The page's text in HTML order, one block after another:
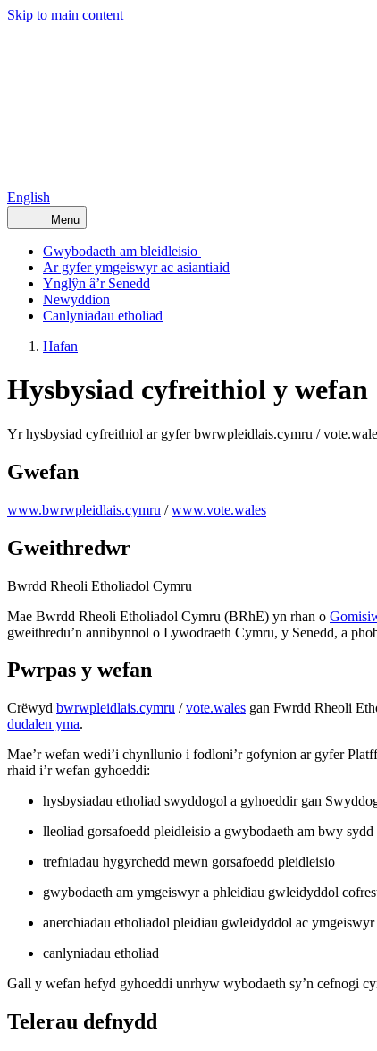
Skip to main content
English
Menu
Gwybodaeth am bleidleisio
Ar gyfer ymgeiswyr ac asiantiaid
Ynglŷn â’r Senedd
Newyddion
Canlyniadau etholiad
Hafan
Hysbysiad cyfreithiol y wefan
Yr hysbysiad cyfreithiol ar gyfer bwrwpleidlais.cymru /
Gwefan
www.bwrwpleidlais.cymru /www.vote.wales
Gweithredwr
Bwrdd Rheoli Etholiadol Cymru
Mae Bwrdd Rheoli Etholiadol Cymru (BRhE) yn rhan o
gweithredu’n annibynnol o Lywodraeth Cymru, y Senedd, a
Pwrpas y wefan
Crëwyd bwrwpleidlais.cymru /vote.wales gan Fwrdd Rheoli
dudalen yma.
Mae’r wefan wedi’i chynllunio i fodloni’r gofynion ar gyfer
rhaid i’r wefan gyhoeddi:
hysbysiadau etholiad swyddogol a gyhoeddir gan
lleoliad gorsafoedd pleidleisio a gwybodaeth am bwy
trefniadau hygyrchedd mewn gorsafoedd pleidleisio
gwybodaeth am ymgeiswyr a phleidiau gwleidyddol
anerchiadau etholiadol pleidiau gwleidyddol ac
canlyniadau etholiad
Gall y wefan hefyd gyhoeddi unrhyw wybodaeth sy’n cefnogi
Telerau defnydd